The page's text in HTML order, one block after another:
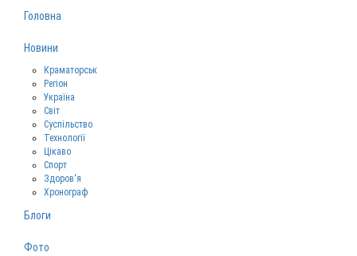
Головна
Новини
Краматорськ
Регіон
Україна
Світ
Суспільство
Технології
Цікаво
Спорт
Здоров‘я
Хронограф
Блоги
Фото